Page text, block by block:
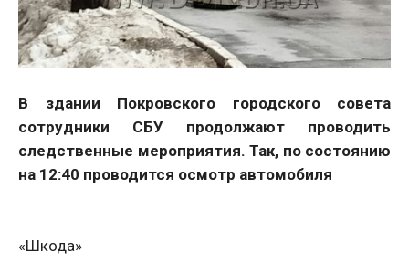
В здании Покровского городского совета
сотрудники СБУ продолжают проводить
следственные мероприятия. Так, по состоянию
на 12:40 проводится осмотр автомобиля
«Шкода»